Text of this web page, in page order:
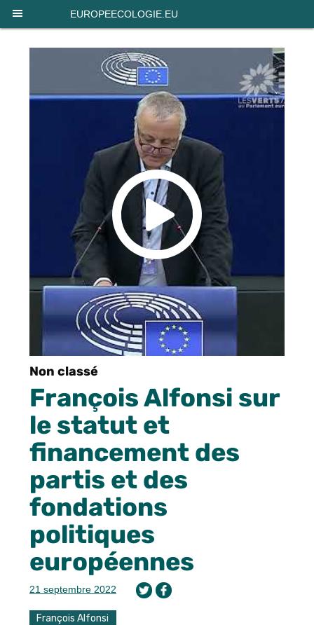
EUROPEECOLOGIE.EU
Non classé
François Alfonsi sur
le statut et
financement des
partis et des
fondations
politiques
européennes
21 septembre 2022
François Alfonsi